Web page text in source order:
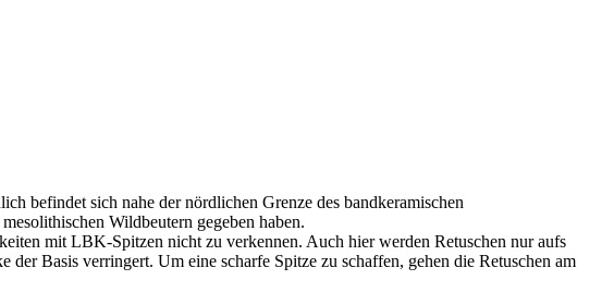
befindet sich nahe der nördlichen Grenze des bandkeramischen
Wildbeutern gegeben haben.
mit LBK-Spitzen nicht zu verkennen. Auch hier werden Retuschen nur aufs
Basis verringert. Um eine scharfe Spitze zu schaffen, gehen die Retuschen am